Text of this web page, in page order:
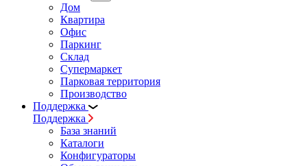
Дом
Квартира
Офис
Паркинг
Склад
Супермаркет
Парковая территория
Производство
Поддержка
Поддержка
База знаний
Каталоги
Конфигураторы